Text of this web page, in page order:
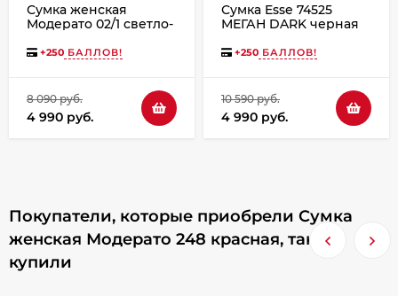
Сумка женская
Модерато 02/1 светло-
+250 БАЛЛОВ!
8 090 руб.
4 990 руб.
Сумка Esse 74525
МЕГАН DARK черная
+250 БАЛЛОВ!
10 590 руб.
4 990 руб.
Покупатели, которые приобрели Сумка
женская Модерато 248 красная, также
купили